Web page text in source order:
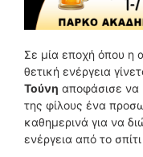
Σε μία εποχή όπου η
θετική ενέργεια
Τούνη αποφάσισε να
της φίλους ένα
καθημερινά για να
ενέργεια από το